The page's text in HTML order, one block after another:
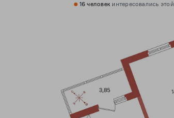
16 человек интересовались этой